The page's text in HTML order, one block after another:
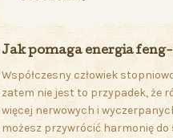
Jak pomaga energia
Współczesny człowiek
zatem nie jest to przypadek, że
więcej nerwowych i
możesz przywrócić harmonię do